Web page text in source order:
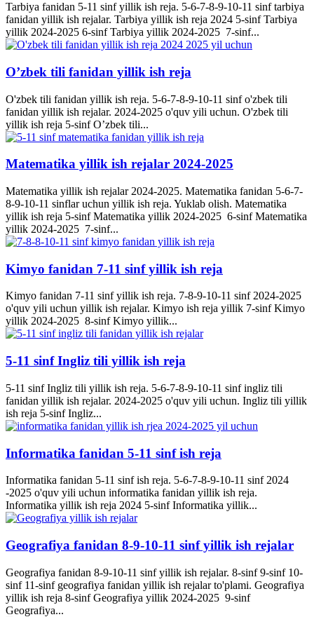
Tarbiya fanidan 5-11 sinf yillik ish reja. 5-6-7-8-9-10-11 sinf tarbiya
fanidan yillik ish rejalar. Tarbiya yillik ish reja 2024 5-sinf Tarbiya
yillik 2024-2025 6-sinf Tarbiya yillik 2024-2025 7-sinf...
O’zbek tili fanidan yillik ish reja
O'zbek tili fanidan yillik ish reja. 5-6-7-8-9-10-11 sinf o'zbek tili
fanidan yillik ish rejalar. 2024-2025 o'quv yili uchun. O'zbek tili
yillik ish reja 5-sinf O’zbek tili...
Matematika yillik ish rejalar 2024-2025
Matematika yillik ish rejalar 2024-2025. Matematika fanidan 5-6-7-
8-9-10-11 sinflar uchun yillik ish reja. Yuklab olish. Matematika
yillik ish reja 5-sinf Matematika yillik 2024-2025 6-sinf Matematika
yillik 2024-2025 7-sinf...
Kimyo fanidan 7-11 sinf yillik ish reja
Kimyo fanidan 7-11 sinf yillik ish reja. 7-8-9-10-11 sinf 2024-2025
o'quv yili uchun yillik ish rejalar. Kimyo ish reja yillik 7-sinf Kimyo
yillik 2024-2025 8-sinf Kimyo yillik...
5-11 sinf Ingliz tili yillik ish reja
5-11 sinf Ingliz tili yillik ish reja. 5-6-7-8-9-10-11 sinf ingliz tili
fanidan yillik ish rejalar. 2024-2025 o'quv yili uchun. Ingliz tili yillik
ish reja 5-sinf Ingliz...
Informatika fanidan 5-11 sinf ish reja
Informatika fanidan 5-11 sinf ish reja. 5-6-7-8-9-10-11 sinf 2024
-2025 o'quv yili uchun informatika fanidan yillik ish reja.
Informatika yillik ish reja 2024 5-sinf Informatika yillik...
Geografiya fanidan 8-9-10-11 sinf yillik ish rejalar
Geografiya fanidan 8-9-10-11 sinf yillik ish rejalar. 8-sinf 9-sinf 10-
sinf 11-sinf geografiya fanidan yillik ish rejalar to'plami. Geografiya
yillik ish reja 8-sinf Geografiya yillik 2024-2025 9-sinf
Geografiya...